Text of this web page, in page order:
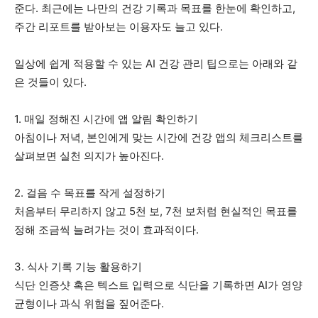
준다. 최근에는 나만의 건강 기록과 목표를 한눈에 확인하고,
주간 리포트를 받아보는 이용자도 늘고 있다.
일상에 쉽게 적용할 수 있는 AI 건강 관리 팁으로는 아래와 같
은 것들이 있다.
1. 매일 정해진 시간에 앱 알림 확인하기
아침이나 저녁, 본인에게 맞는 시간에 건강 앱의 체크리스트를
살펴보면 실천 의지가 높아진다.
2. 걸음 수 목표를 작게 설정하기
처음부터 무리하지 않고 5천 보, 7천 보처럼 현실적인 목표를
정해 조금씩 늘려가는 것이 효과적이다.
3. 식사 기록 기능 활용하기
식단 인증샷 혹은 텍스트 입력으로 식단을 기록하면 AI가 영양
균형이나 과식 위험을 짚어준다.